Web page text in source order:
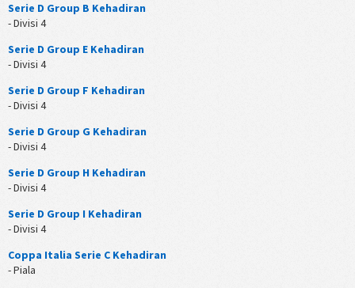
Serie D Group B Kehadiran
- Divisi 4
Serie D Group E Kehadiran
- Divisi 4
Serie D Group F Kehadiran
- Divisi 4
Serie D Group G Kehadiran
- Divisi 4
Serie D Group H Kehadiran
- Divisi 4
Serie D Group I Kehadiran
- Divisi 4
Coppa Italia Serie C Kehadiran
- Piala